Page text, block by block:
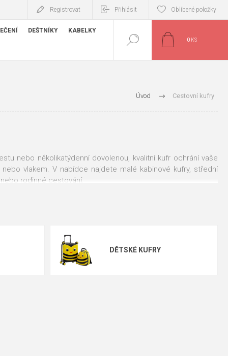
Registrovat Přihlásit Oblíbené položky
DEŠTNÍKY KABELKY
0 KS
Úvod Cestovní kufry
nebo několikatýdenní dovolenou, kvalitní kufr ochrání vaše
vlakem. V nabídce najdete malé kabinové kufry, střední
rodinné cestování.
odolné materiály a praktické vnitřní uspořádání. Díky tomu
DĚTSKÉ KUFRY